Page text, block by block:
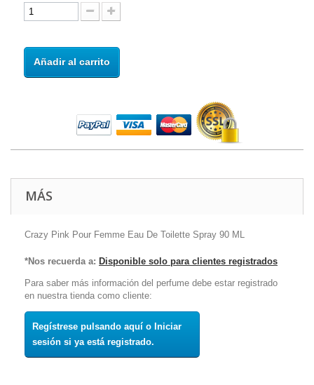
Añadir al carrito
MÁS
Crazy Pink Pour Femme Eau De Toilette Spray 90 ML
*Nos recuerda a: Disponible solo para clientes registrados
Para saber más información del perfume debe estar registrado
en nuestra tienda como cliente:
Regístrese pulsando aquí o Iniciar
sesión si ya está registrado.